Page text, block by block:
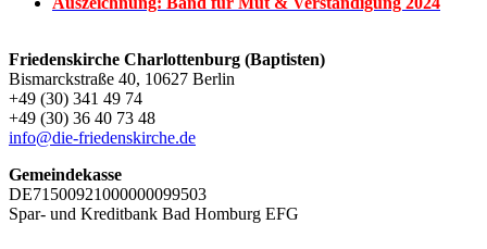
Friedenskirche Charlottenburg (Baptisten)
Bismarckstraße 40, 10627 Berlin
+49 (30) 341 49 74
+49 (30) 36 40 73 48
info@die-friedenskirche.de
Gemeindekasse
DE71500921000000099503
Spar- und Kreditbank Bad Homburg EFG